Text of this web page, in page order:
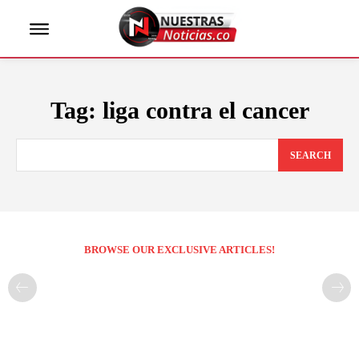
Tag: liga contra el cancer
SEARCH
BROWSE OUR EXCLUSIVE ARTICLES!